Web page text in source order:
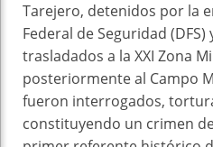
Tarejero, detenidos por la
Federal de Seguridad
trasladados a la XXI Zona
posteriormente al Campo
fueron interrogados,
constituyendo un crimen